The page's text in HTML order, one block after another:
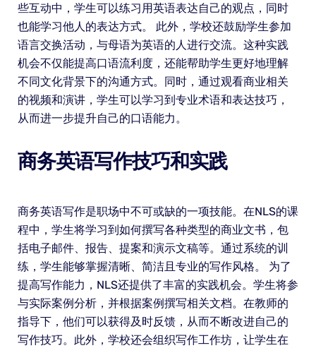
些互动中，学生可以练习用英语表达自己的观点，同时
也能学习他人的表达方式。 此外，学校还鼓励学生参加
语言交换活动，与母语为英语的人进行交流。这种实践
机会不仅能提高口语流利度，还能帮助学生更好地理解
不同文化背景下的沟通方式。同时，通过观看商业相关
的视频和演讲，学生可以学习到专业术语和表达技巧，
从而进一步提升自己的口语能力。
商务英语写作技巧和实践
商务英语写作是职场中不可或缺的一项技能。在NLS的课
程中，学生将学习到如何撰写各种类型的商业文书，包
括电子邮件、报告、提案和演示文稿等。通过系统的训
练，学生能够掌握清晰、简洁且专业的写作风格。 为了
提高写作能力，NLS还提供了丰富的实践机会。学生将参
与实际案例分析，并根据案例撰写相关文档。在教师的
指导下，他们可以获得及时反馈，从而不断改进自己的
写作技巧。此外，学校还会组织写作工作坊，让学生在